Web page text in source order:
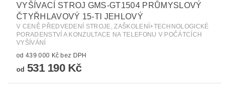
VYŠÍVACÍ STROJ GMS-GT1504 PRŮMYSLOVÝ
ČTYŘHLAVOVÝ 15-TI JEHLOVÝ
V CENĚ PŘEDVEDENÍ STROJE, ZAŠKOLENÍ+TECHNOLOGICKÉ
PORADENSTVÍ A KONZULTACE NA TELEFONU V POČÁTCÍCH
VYŠÍVÁNÍ
od 439 000 Kč bez DPH
od 531 190 Kč